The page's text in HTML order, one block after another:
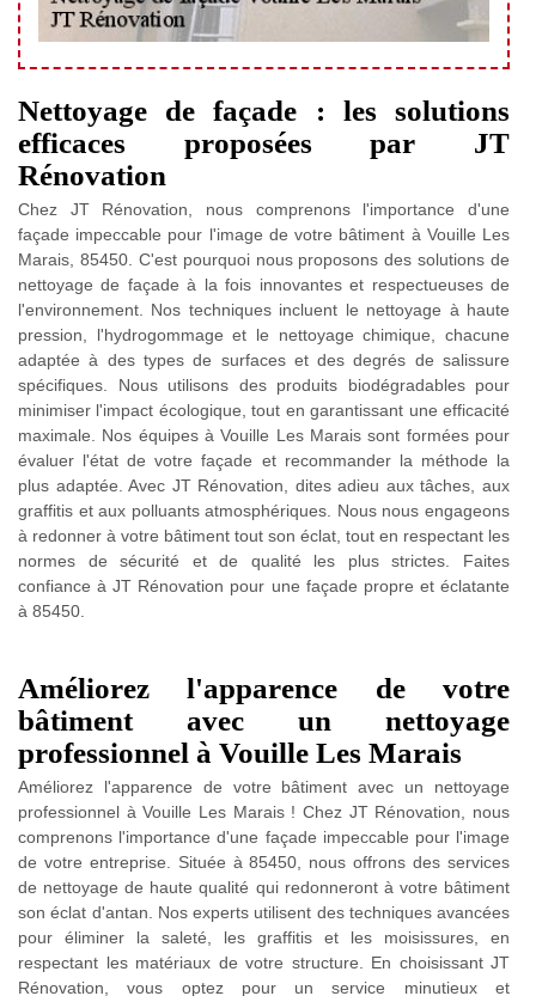
Nettoyage de façade : les solutions
efficaces proposées par JT
Rénovation
Chez JT Rénovation, nous comprenons l'importance d'une
façade impeccable pour l'image de votre bâtiment à Vouille Les
Marais, 85450. C'est pourquoi nous proposons des solutions de
nettoyage de façade à la fois innovantes et respectueuses de
l'environnement. Nos techniques incluent le nettoyage à haute
pression, l'hydrogommage et le nettoyage chimique, chacune
adaptée à des types de surfaces et des degrés de salissure
spécifiques. Nous utilisons des produits biodégradables pour
minimiser l'impact écologique, tout en garantissant une efficacité
maximale. Nos équipes à Vouille Les Marais sont formées pour
évaluer l'état de votre façade et recommander la méthode la
plus adaptée. Avec JT Rénovation, dites adieu aux tâches, aux
graffitis et aux polluants atmosphériques. Nous nous engageons
à redonner à votre bâtiment tout son éclat, tout en respectant les
normes de sécurité et de qualité les plus strictes. Faites
confiance à JT Rénovation pour une façade propre et éclatante
à 85450.
Améliorez l'apparence de votre
bâtiment avec un nettoyage
professionnel à Vouille Les Marais
Améliorez l'apparence de votre bâtiment avec un nettoyage
professionnel à Vouille Les Marais ! Chez JT Rénovation, nous
comprenons l'importance d'une façade impeccable pour l'image
de votre entreprise. Située à 85450, nous offrons des services
de nettoyage de haute qualité qui redonneront à votre bâtiment
son éclat d'antan. Nos experts utilisent des techniques avancées
pour éliminer la saleté, les graffitis et les moisissures, en
respectant les matériaux de votre structure. En choisissant JT
Rénovation, vous optez pour un service minutieux et